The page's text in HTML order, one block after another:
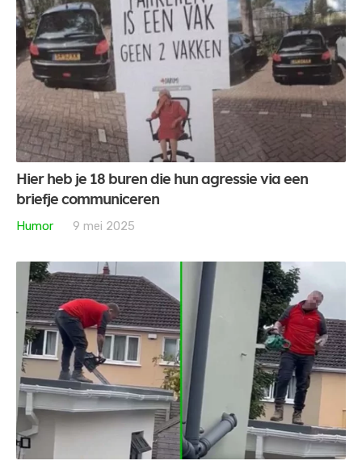
Hier heb je 18 buren die hun agressie via een
briefje communiceren
Humor
9 mei 2025